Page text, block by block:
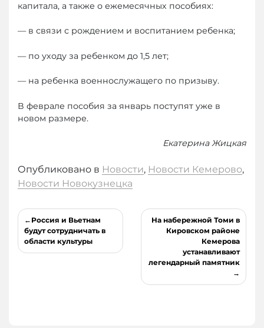
капитала, а также о ежемесячных пособиях:
— в связи с рождением и воспитанием ребенка;
— по уходу за ребенком до 1,5 лет;
— на ребенка военнослужащего по призыву.
В феврале пособия за январь поступят уже в
новом размере.
Екатерина Жицкая
Опубликовано в Новости, Новости Кемерово,
Новости Новокузнецка
Навигация
по
записям
Россия и Вьетнам
будут сотрудничать в
области культуры
На набережной Томи в
Кировском районе
Кемерова
устанавливают
легендарный памятник